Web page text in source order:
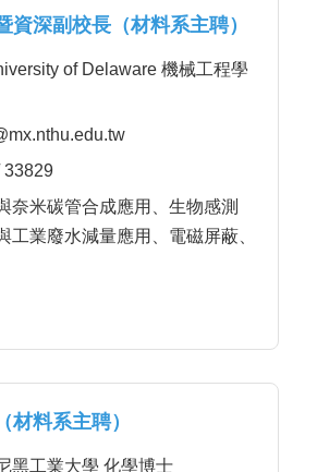
資深副校長（材料系主聘）
of Delaware 機械工程學
33829
奈米碳管合成應用、生物感測
工業廢水減量應用、電磁屏蔽、
材料系主聘）
黑工業大學 化學博士